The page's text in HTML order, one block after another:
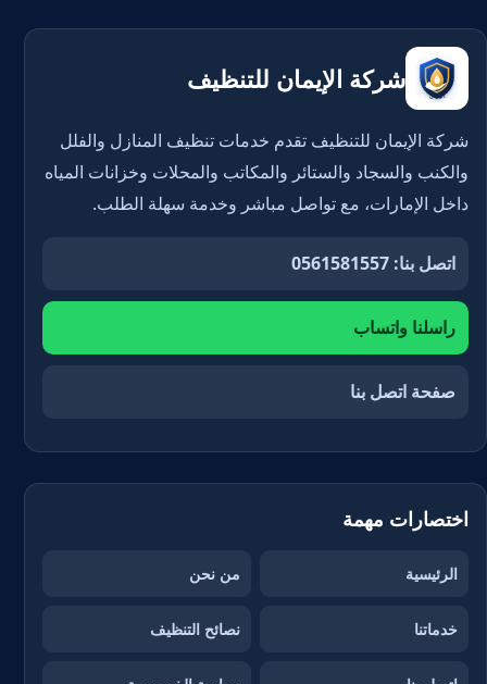
شركة الإيمان للتنظيف
شركة الإيمان للتنظيف تقدم خدمات تنظيف المنازل والفلل
والكنب والسجاد والستائر والمكاتب والمحلات وخزانات المياه
داخل الإمارات، مع تواصل مباشر وخدمة سهلة الطلب.
اتصل بنا: 0561581557
راسلنا واتساب
صفحة اتصل بنا
اختصارات مهمة
الرئيسية من نحن
خدماتنا نصائح التنظيف